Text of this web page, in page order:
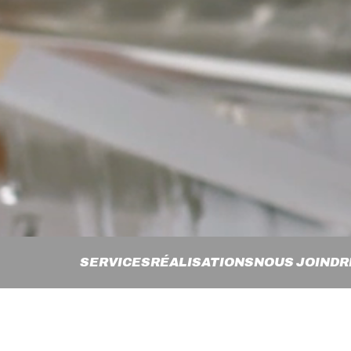
SERVICESRÉALISATIONSNOUS